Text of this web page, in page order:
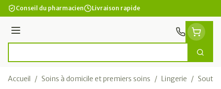
Aller au contenu
Conseil du pharmacien Livraison rapide
Menu
Accueil / Soins à domicile et premiers soins / Lingerie /